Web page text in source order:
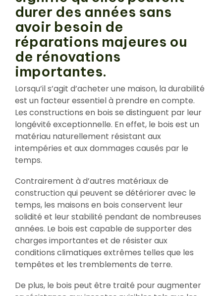
durer des années sans
avoir besoin de
réparations majeures ou
de rénovations
importantes.
Lorsqu’il s’agit d’acheter une maison, la durabilité
est un facteur essentiel à prendre en compte.
Les constructions en bois se distinguent par leur
longévité exceptionnelle. En effet, le bois est un
matériau naturellement résistant aux
intempéries et aux dommages causés par le
temps.
Contrairement à d’autres matériaux de
construction qui peuvent se détériorer avec le
temps, les maisons en bois conservent leur
solidité et leur stabilité pendant de nombreuses
années. Le bois est capable de supporter des
charges importantes et de résister aux
conditions climatiques extrêmes telles que les
tempêtes et les tremblements de terre.
De plus, le bois peut être traité pour augmenter